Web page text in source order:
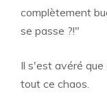
complètement
se passe ?!"
Il s'est avéré
tout ce chaos.